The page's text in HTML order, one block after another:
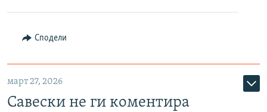
Сподели
март 27, 2026
Савески не ги коментира